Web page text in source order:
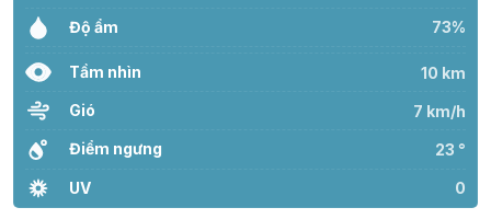
Độ ẩm 73%
Tầm nhìn 10 km
Gió 7 km/h
Điểm ngưng 23 °
UV 0